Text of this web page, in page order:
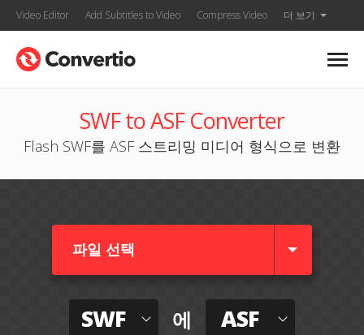
Video Editor Add Subtitles to Video Compress Video 더 보기
SWF to ASF Converter
Flash SWF를 ASF 스트리밍 미디어 형식으로 변환
파일 선택
SWF 에 ASF